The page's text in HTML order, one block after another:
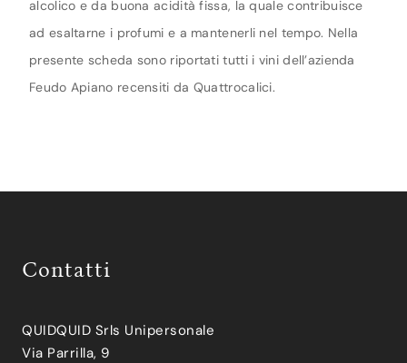
alcolico e da buona acidità fissa, la quale contribuisce
ad esaltarne i profumi e a mantenerli nel tempo. Nella
presente scheda sono riportati tutti i vini dell’azienda
Feudo Apiano recensiti da Quattrocalici.
Contatti
QUIDQUID Srls Unipersonale
Via Parrilla, 9